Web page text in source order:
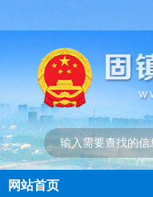
网站首页